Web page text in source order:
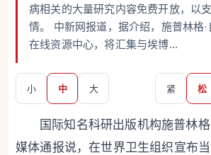
病相关的大量研究内容免费开放，以
情。 中新网报道，据介绍，施普林格
在线资源中心，将汇集与埃博...
小 中 大 紧 松
国际知名科研出版机构施普林
媒体通报说，在世界卫生组织宣布